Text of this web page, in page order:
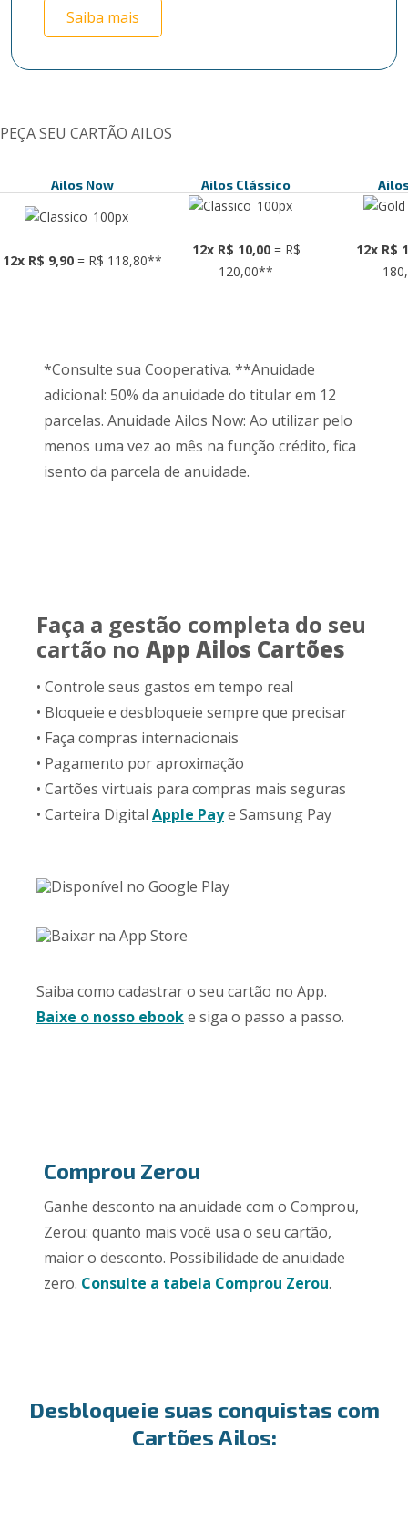
Saiba mais
PEÇA SEU CARTÃO AILOS
Ailos Now Ailos Clássico
12x R$ 9,90= R$ 118,80**
12x R$ 10,00= R$
120,00**
12x R$
*Consulte sua Cooperativa. **Anuidade
adicional: 50% da anuidade do titular em 12
parcelas. Anuidade Ailos Now: Ao utilizar pelo
menos uma vez ao mês na função crédito, fica
isento da parcela de anuidade.
Faça a gestão completa do seu
cartão no App Ailos Cartões
• Controle seus gastos em tempo real
• Bloqueie e desbloqueie sempre que precisar
• Faça compras internacionais
• Pagamento por aproximação
• Cartões virtuais para compras mais seguras
• Carteira Digital Apple Paye Samsung Pay
Saiba como cadastrar o seu cartão no App.
Baixe o nosso ebooke siga o passo a passo.
Comprou Zerou
Ganhe desconto na anuidade com o Comprou,
Zerou: quanto mais você usa o seu cartão,
maior o desconto. Possibilidade de anuidade
zero. Consulte a tabela Comprou Zerou.
Desbloqueie suas conquistas com
Cartões Ailos:​